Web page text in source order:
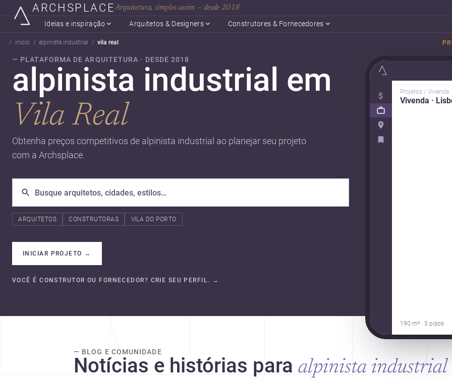
ARCHSPLACEArquitetura, simples assim — desde 2018
Ideias e inspiração Arquitetos & Designers Construtores & Fornecedores
início alpinista industrial vila real
— PLATAFORMA DE ARQUITETURA · DESDE 2018
alpinista industrial em
Vila Real
Obtenha preços competitivos de alpinista industrial ao planejar seu projeto
com a Archsplace.
ARQUITETOS CONSTRUTORAS VILA DO PORTO
INICIAR PROJETO →
VOCÊ É CONSTRUTOR OU FORNECEDOR? CRIE SEU PERFIL. →
Projetos / Vivenda
Vivenda ·
190 m² · 3 pisos
— BLOG E COMUNIDADE
Notícias e histórias para alpinista industrial